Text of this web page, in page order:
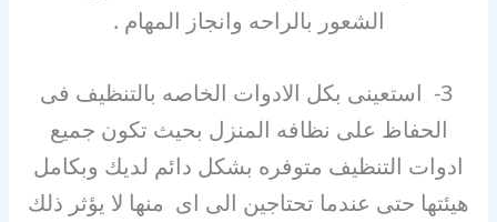
الشعور بالراحه وانجاز المهام .
3- استعينى بكل الادوات الخاصه بالتنظيف فى
الحفاظ على نظافه المنزل بحيث تكون جميع
ادوات التنظيف متوفره بشكل دائم لديك وبكامل
هيئتها حتى عندما تحتاجين الى اى منها لا يؤثر ذلك